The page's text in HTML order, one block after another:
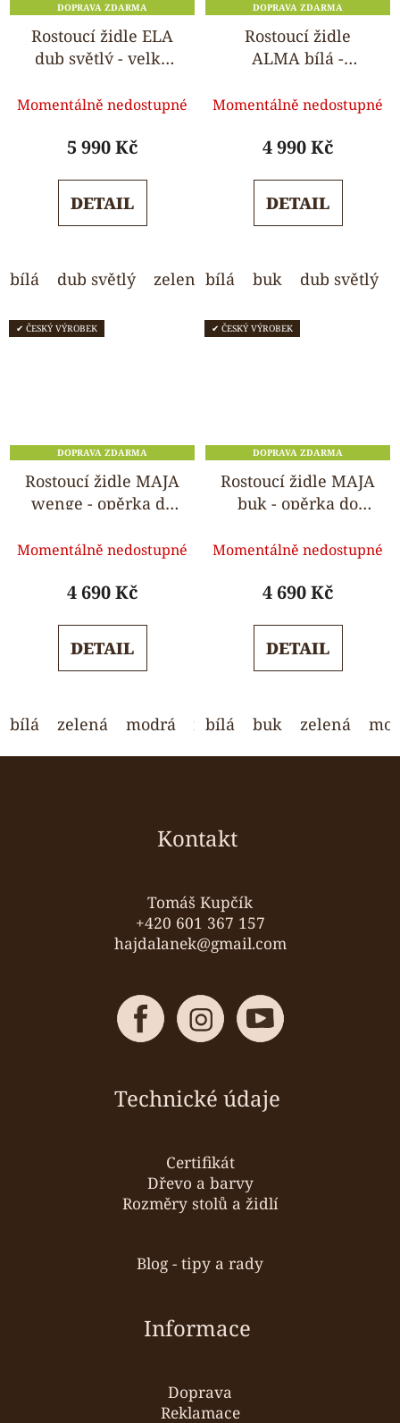
DOPRAVA ZDARMA
Rostoucí židle ELA
dub světlý - velký
hodnocení
produktu
5,0
z
Momentálně nedostupné
5 990 Kč
DETAIL
bílá dub světlý zelená modrá světle šedá
DOPRAVA ZDARMA
Rostoucí židle
ALMA bílá -
hodnocení
produktu
5,0
z
Momentálně nedostupné
4 990 Kč
DETAIL
bílá buk dub světlý
✔ ČESKÝ VÝROBEK
DOPRAVA ZDARMA
Rostoucí židle MAJA
wenge - opěrka do
hodnocení
produktu
5,0
z
Momentálně nedostupné
4 690 Kč
DETAIL
bílá zelená modrá růžová světle šedá
✔ ČESKÝ VÝROBEK
DOPRAVA ZDARMA
Rostoucí židle MAJA
buk - opěrka do
hodnocení
produktu
5,0
z
Momentálně nedostupné
4 690 Kč
DETAIL
bílá buk zelená
Z
Kontakt
Tomáš Kupčík
+420 601 367 157
hajdalanek@gmail.com
Technické údaje
Certifikát
Dřevo a barvy
Rozměry stolů a židlí
Blog - tipy a rady
Informace
Doprava
Reklamace